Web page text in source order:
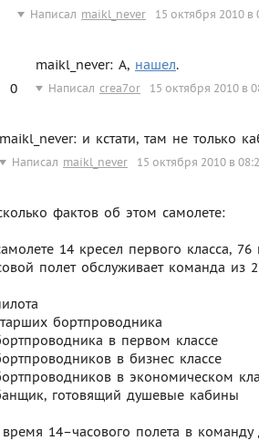
Написал maikl_never 15 октября 2010 в
maikl_never: А, нашел.
0
Написал crea7or 15 октября 2010 в
maikl_never: и кстати, там не только
Написал maikl_never 15 октября 2010 в
фактов об этом самолете:
14 кресел первого класса,
полет обслуживает команда из
бортпроводника
в первом классе
в бизнес классе
в экономическом
готовящий душевые кабины
14–часового полета в